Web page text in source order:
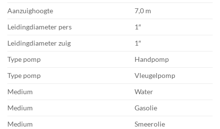
Aanzuighoogte
7,0 m
Leidingdiameter pers
1″
Leidingdiameter zuig
1″
Type pomp
Handpomp
Type pomp
Vleugelpomp
Medium
Water
Medium
Gasolie
Medium
Smeerolie